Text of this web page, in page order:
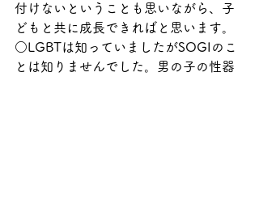
付けないということも思いながら、子
どもと共に成長できればと思います。
○LGBTは知っていましたがSOGIのこ
とは知りませんでした。男の子の性器